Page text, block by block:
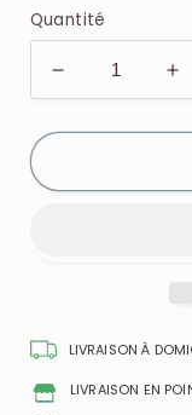
Quantité
Réduire
la
quantité
Rochas
Toilette
femme
la
LIVRAISON À
LIVRAISON EN